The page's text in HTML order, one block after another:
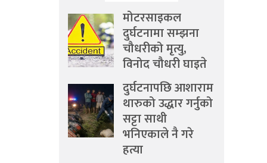
मोटरसाइकल
दुर्घटनामा सम्झना
चौधरीको मृत्यु,
विनोद चौधरी घाइते
दुर्घटनापछि आशाराम
थारुको उद्धार गर्नुको
सट्टा साथी
भनिएकाले नै गरे
हत्या